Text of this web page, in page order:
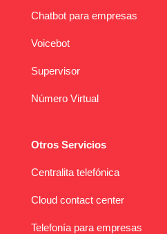
Chatbot para empresas
Voicebot
Supervisor
Número Virtual
Otros Servicios
Centralita telefónica
Cloud contact center
Telefonía para empresas